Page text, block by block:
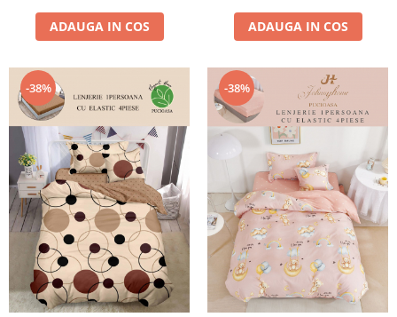
ADAUGA IN COS ADAUGA IN COS
-38% -38%